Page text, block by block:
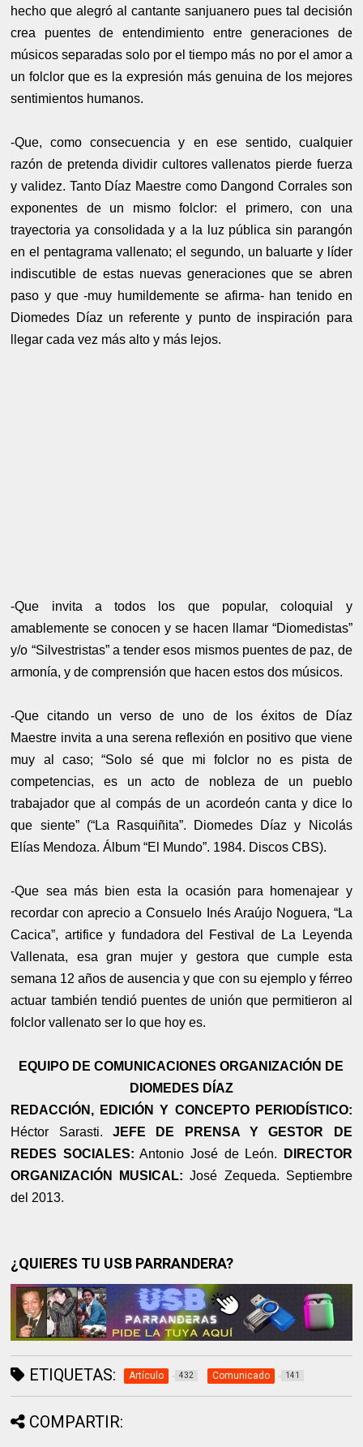
hecho que alegró al cantante sanjuanero pues tal decisión
crea puentes de entendimiento entre generaciones de
músicos separadas solo por el tiempo más no por el amor a
un folclor que es la expresión más genuina de los mejores
sentimientos humanos.
-Que, como consecuencia y en ese sentido, cualquier
razón de pretenda dividir cultores vallenatos pierde fuerza
y validez. Tanto Díaz Maestre como Dangond Corrales son
exponentes de un mismo folclor: el primero, con una
trayectoria ya consolidada y a la luz pública sin parangón
en el pentagrama vallenato; el segundo, un baluarte y líder
indiscutible de estas nuevas generaciones que se abren
paso y que -muy humildemente se afirma- han tenido en
Diomedes Díaz un referente y punto de inspiración para
llegar cada vez más alto y más lejos.
-Que invita a todos los que popular, coloquial y
amablemente se conocen y se hacen llamar “Diomedistas”
y/o “Silvestristas” a tender esos mismos puentes de paz, de
armonía, y de comprensión que hacen estos dos músicos.
-Que citando un verso de uno de los éxitos de Díaz
Maestre invita a una serena reflexión en positivo que viene
muy al caso; “Solo sé que mi folclor no es pista de
competencias, es un acto de nobleza de un pueblo
trabajador que al compás de un acordeón canta y dice lo
que siente” (“La Rasquiñita”. Diomedes Díaz y Nicolás
Elías Mendoza. Álbum “El Mundo”. 1984. Discos CBS).
-Que sea más bien esta la ocasión para homenajear y
recordar con aprecio a Consuelo Inés Araújo Noguera, “La
Cacica”, artifice y fundadora del Festival de La Leyenda
Vallenata, esa gran mujer y gestora que cumple esta
semana 12 años de ausencia y que con su ejemplo y férreo
actuar también tendió puentes de unión que permitieron al
folclor vallenato ser lo que hoy es.
EQUIPO DE COMUNICACIONES ORGANIZACIÓN DE
DIOMEDES DÍAZ
REDACCIÓN, EDICIÓN Y CONCEPTO PERIODÍSTICO:
Héctor Sarasti.JEFE DE PRENSA Y GESTOR DE
REDES SOCIALES: Antonio José de León.
DIRECTOR
ORGANIZACIÓN MUSICAL: José Zequeda. Septiembre
del 2013.
¿QUIERES TU USB PARRANDERA?
ETIQUETAS: Artículo 432 Comunicado 141
COMPARTIR: